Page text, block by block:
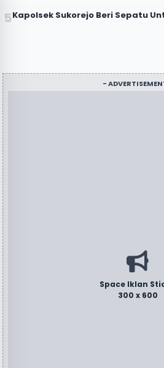
Kapolsek Sukorejo Beri Sepatu
-
Space Iklan
300 x 600